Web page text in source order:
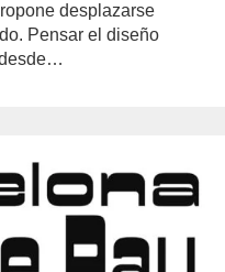
desplazarse
Pensar el diseño